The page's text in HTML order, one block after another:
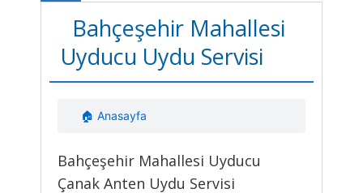
Bahçeşehir Mahallesi
Uyducu Uydu Servisi
🏠 Anasayfa
Bahçeşehir Mahallesi Uyducu
Çanak Anten Uydu Servisi